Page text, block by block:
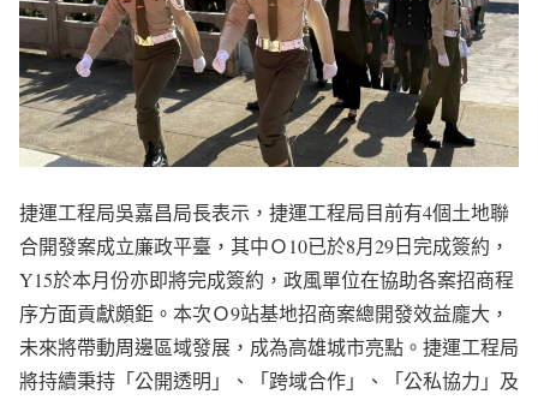
捷運工程局吳嘉昌局長表示，捷運工程局目前有4個土地聯
合開發案成立廉政平臺，其中Ｏ10已於8月29日完成簽約，
Y15於本月份亦即將完成簽約，政風單位在協助各案招商程
序方面貢獻頗鉅。本次Ｏ9站基地招商案總開發效益龐大，
未來將帶動周邊區域發展，成為高雄城市亮點。捷運工程局
將持續秉持「公開透明」、「跨域合作」、「公私協力」及